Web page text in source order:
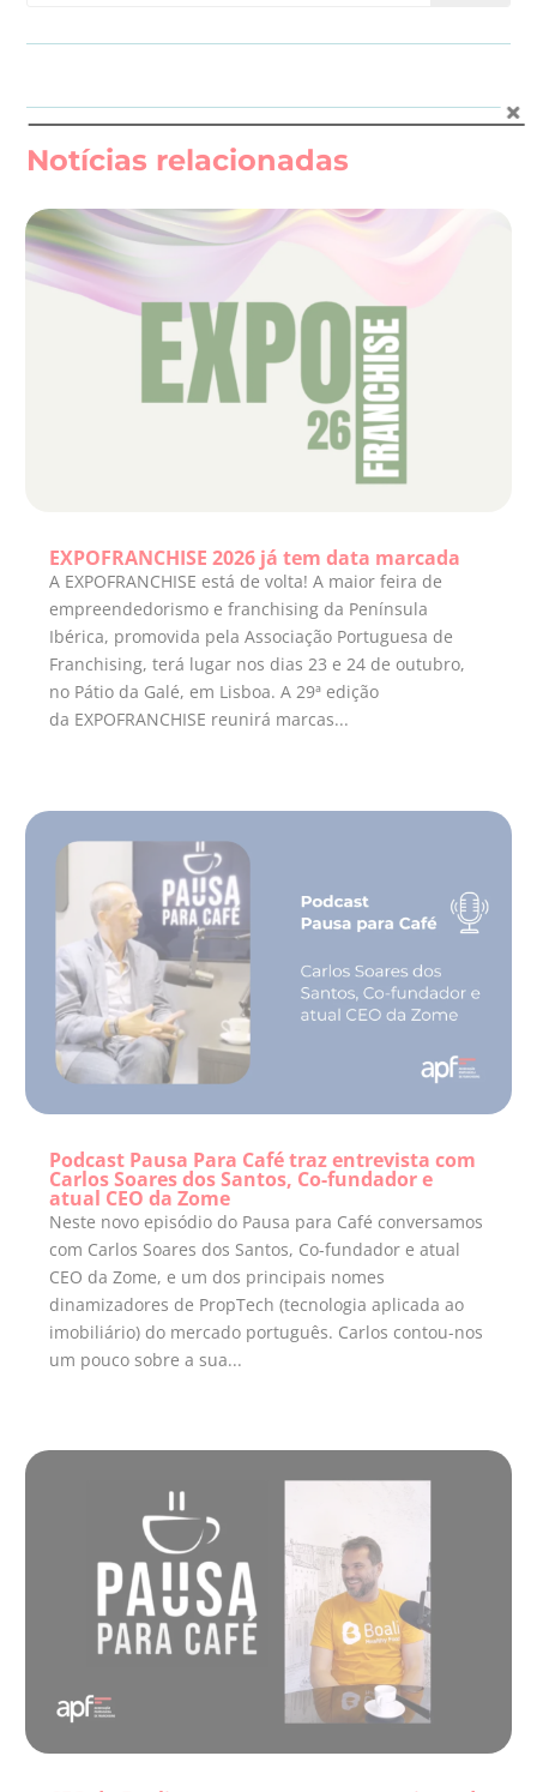
Notícias relacionadas
EXPOFRANCHISE 2026 já tem data marcada
A EXPOFRANCHISE está de volta! A maior feira de
empreendedorismo e franchising da Península
Ibérica, promovida pela Associação Portuguesa de
Franchising, terá lugar nos dias 23 e 24 de outubro,
no Pátio da Galé, em Lisboa. A 29ª edição
da EXPOFRANCHISE reunirá marcas...
Podcast Pausa Para Café traz entrevista com
Carlos Soares dos Santos, Co-fundador e
atual CEO da Zome
Neste novo episódio do Pausa para Café conversamos
com Carlos Soares dos Santos, Co-fundador e atual
CEO da Zome, e um dos principais nomes
dinamizadores de PropTech (tecnologia aplicada ao
imobiliário) do mercado português. Carlos contou-nos
um pouco sobre a sua...